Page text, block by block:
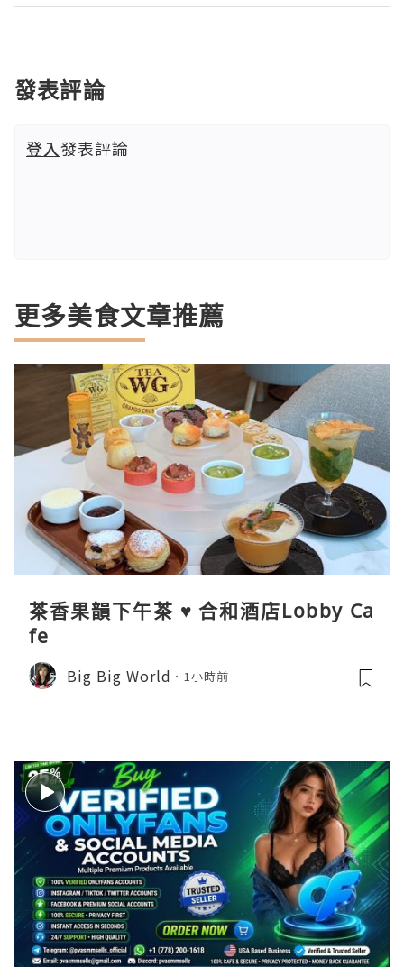
發表評論
登入發表評論
更多美食文章推薦
茶香果韻下午茶 ♥ 合和酒店Lobby Ca
fe
Big Big World 1小時前